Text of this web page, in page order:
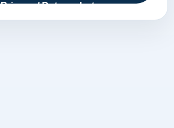
Privacy / Datenschutz